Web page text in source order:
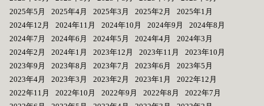
2025年5月
2025年4月 2025年3月 2025年2月
2025年1月
2024年12月
2024年11月 2024年10月 2024年9月
2024年8月
2024年7月
2024年6月 2024年5月 2024年4月
2024年3月
2024年2月
2024年1月 2023年12月 2023年11月
2023年10月
2023年9月
2023年8月 2023年7月 2023年6月
2023年5月
2023年4月
2023年3月 2023年2月 2023年1月
2022年12月
2022年11月
2022年10月 2022年9月 2022年8月
2022年7月